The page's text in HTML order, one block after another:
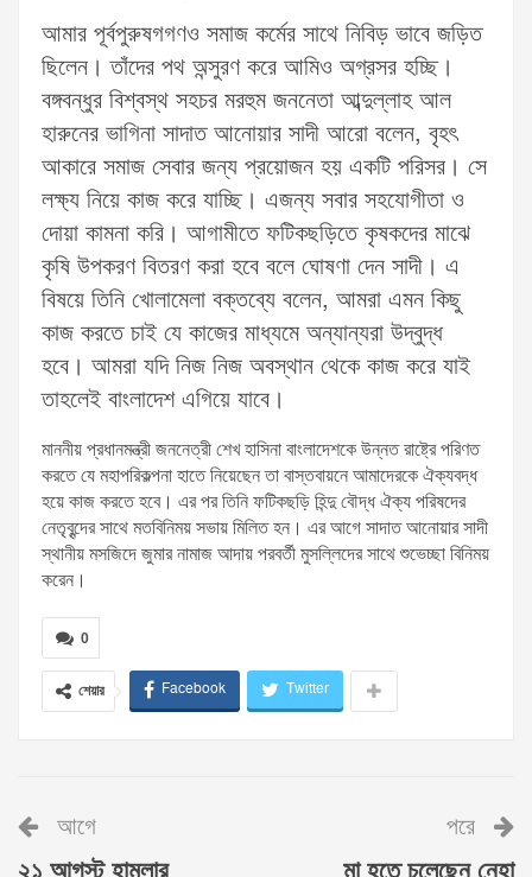
আমার পূর্বপুরুষগগণও সমাজ কর্মের সাথে নিবিড় ভাবে জড়িত
ছিলেন। তাঁদের পথ অন্সুরণ করে আমিও অগ্রসর হচ্ছি।
বঙ্গবন্ধুর বিশ্বস্থ সহচর মরহুম জননেতা আব্দুল্লাহ আল
হারুনের ভাগিনা সাদাত আনোয়ার সাদী আরো বলেন, বৃহৎ
আকারে সমাজ সেবার জন্য প্রয়োজন হয় একটি পরিসর। সে
লক্ষ্য নিয়ে কাজ করে যাচ্ছি। এজন্য সবার সহযোগীতা ও
দোয়া কামনা করি। আগামীতে ফটিকছড়িতে কৃষকদের মাঝে
কৃষি উপকরণ বিতরণ করা হবে বলে ঘোষণা দেন সাদী। এ
বিষয়ে তিনি খোলামেলা বক্তব্যে বলেন, আমরা এমন কিছু
কাজ করতে চাই যে কাজের মাধ্যমে অন্যান্যরা উদ্বুদ্ধ
হবে। আমরা যদি নিজ নিজ অবস্থান থেকে কাজ করে যাই
তাহলেই বাংলাদেশ এগিয়ে যাবে।
মাননীয় প্রধানমন্ত্রী জননেত্রী শেখ হাসিনা বাংলাদেশকে উন্নত রাষ্ট্রে পরিণত
করতে যে মহাপরিকল্পনা হাতে নিয়েছেন তা বাস্তবায়নে আমাদেরকে ঐক্যবদ্ধ
হয়ে কাজ করতে হবে। এর পর তিনি ফটিকছড়ি হিন্দু বৌদ্ধ ঐক্য পরিষদের
নেতৃবৃন্দের সাথে মতবিনিময় সভায় মিলিত হন। এর আগে সাদাত আনোয়ার সাদী
স্থানীয় মসজিদে জুমার নামাজ আদায় পরবর্তী মুসল্লিদের সাথে শুভেচ্ছা বিনিময়
করেন।
0
শেয়ার Facebook Twitter
আগে পরে